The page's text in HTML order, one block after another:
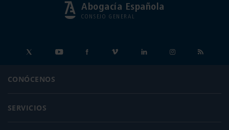
Abogacía Española
CONSEJO GENERAL
CONÓCENOS
SERVICIOS